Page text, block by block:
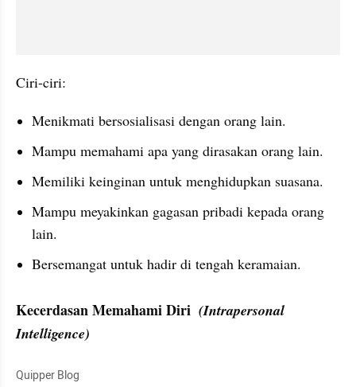
Ciri-ciri:
Menikmati bersosialisasi dengan orang lain.
Mampu memahami apa yang dirasakan orang lain.
Memiliki keinginan untuk menghidupkan suasana.
Mampu meyakinkan gagasan pribadi kepada orang
lain.
Bersemangat untuk hadir di tengah keramaian.
Kecerdasan Memahami Diri (Intrapersonal
Intelligence)
Quipper Blog